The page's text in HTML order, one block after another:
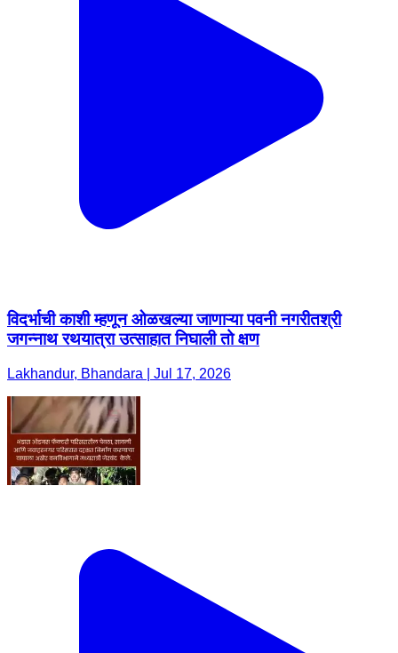
विदर्भाची काशी म्हणून ओळखल्या जाणाऱ्या पवनी नगरीतश्री
जगन्नाथ रथयात्रा उत्साहात निघाली तो क्षण
Lakhandur, Bhandara | Jul 17, 2026